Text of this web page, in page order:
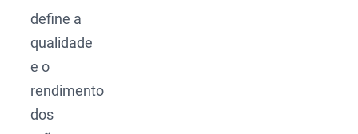
define a
qualidade
e o
rendimento
dos